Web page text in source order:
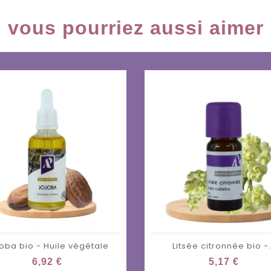
vous pourriez aussi aimer
bio - Huile végétale
6,92 €
Litsée citronnée bio -
5,17 €